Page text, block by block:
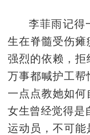
李菲雨记得
生在脊髓受伤瘫
强烈的依赖，
万事都喊护工帮
一点点教她如何
女生曾经觉得是
运动员，不可